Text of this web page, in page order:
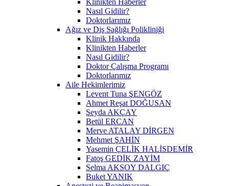
Nasıl Gidilir?
Doktorlarımız
Ağız ve Diş Sağlığı Polikliniği
Klinik Hakkında
Klinikten Haberler
Nasıl Gidilir?
Doktor Çalışma Programı
Doktorlarımız
Aile Hekimlerimiz
Levent Tuna ŞENGÖZ
Ahmet Reşat DOĞUSAN
Şeyda AKÇAY
Betül ERCAN
Merve ATALAY DİRGEN
Mehmet ŞAHİN
Yasemin ÇELİK HALİSDEMİR
Fatoş GEDİK ZAYİM
Selma AKSOY DALGIÇ
Buket YANIK